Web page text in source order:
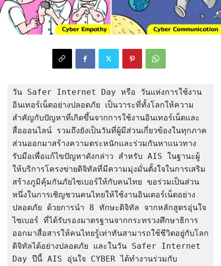
วัน Safer Internet Day หรือ วันแห่งการใช้งาน
อินเทอร์เน็ตอย่างปลอดภัย เป็นวาระที่ทั้งโลกให้ความ
สำคัญกับปัญหาที่เกิดขึ้นจากการใช้งานอินเทอร์เน็ตและ
สื่อออนไลน์ รวมถึงยังเป็นวันที่ผู้มีส่วนเกี่ยวข้องในทุกภาค
ส่วนออกมาสร้างความตระหนักและร่วมกันหาแนวทาง
รับมือเพื่อแก้ไขปัญหาดังกล่าว สำหรับ AIS ในฐานะผู้
ให้บริการโครงข่ายดิจิทัลที่มีความมุ่งมั่นตั้งใจในการเสริม
สร้างภูมิคุ้มกันภัยไซเบอร์ให้กับคนไทย ขอร่วมเป็นส่วน
หนึ่งในการเชิญชวนคนไทยให้ใช้งานอินเตอร์เน็ตอย่าง
ปลอดภัย ด้วยการนำ 8 ทักษะดิจิทัล จากหลักสูตรอุ่นใจ
ไซเบอร์ ที่ได้รับรองมาตรฐานจากกระทรวงศึกษาธิการ
ออกมาสื่อสารให้คนไทยรู้เท่าทันสามารถใช้ชีวิตอยู่กับโลก
ดิจิทัลได้อย่างปลอดภัย และในวัน Safer Internet
Day ปีนี้ AIS อุ่นใจ CYBER ได้ทำงานร่วมกับ